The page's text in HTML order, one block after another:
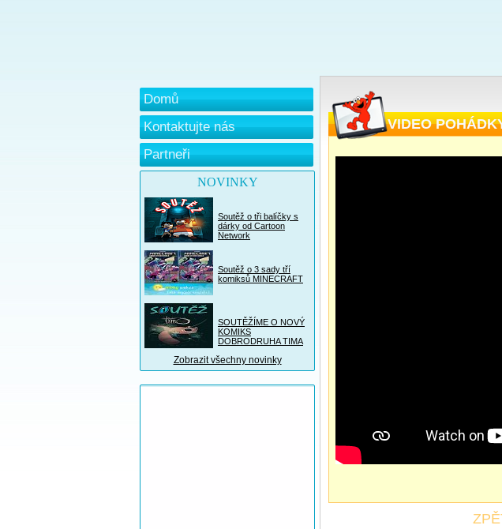
Domů
Kontaktujte nás
Partneři
NOVINKY
Soutěž o tři balíčky s
dárky od Cartoon
Network
Soutěž o 3 sady tří
komiksů MINECRAFT
SOUTĚŽÍME O NOVÝ
KOMIKS
DOBRODRUHA TIMA
Zobrazit všechny novinky
VIDEO